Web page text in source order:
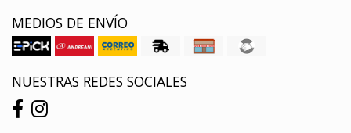
MEDIOS DE ENVÍO
NUESTRAS REDES SOCIALES